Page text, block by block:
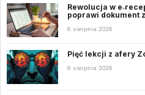
Rewolucja w
poprawi dokument
6 sierpnia 2026
Pięć lekcji z afery
6 sierpnia 2026